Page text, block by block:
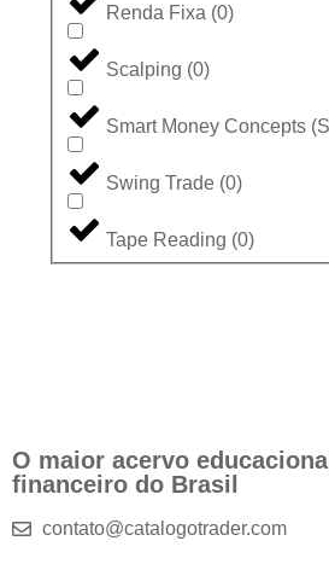
Renda Fixa (0)
Scalping (0)
Smart Money Concepts
Swing Trade (0)
Tape Reading (0)
O maior acervo
financeiro do Brasil
contato@catalogotrader.com